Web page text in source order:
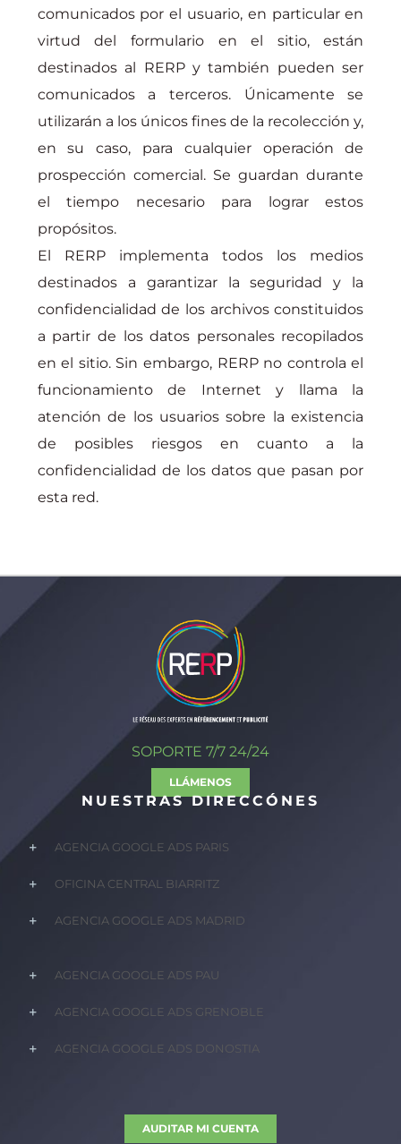
comunicados por el usuario, en particular en
virtud del formulario en el sitio, están
destinados al RERP y también pueden ser
comunicados a terceros. Únicamente se
utilizarán a los únicos fines de la recolección y,
en su caso, para cualquier operación de
prospección comercial. Se guardan durante
el tiempo necesario para lograr estos
propósitos.
El RERP implementa todos los medios
destinados a garantizar la seguridad y la
confidencialidad de los archivos constituidos
a partir de los datos personales recopilados
en el sitio. Sin embargo, RERP no controla el
funcionamiento de Internet y llama la
atención de los usuarios sobre la existencia
de posibles riesgos en cuanto a la
confidencialidad de los datos que pasan por
esta red.
SOPORTE 7/7 24/24
LLÁMENOS
NUESTRAS DIRECCÓNES
AGENCIA GOOGLE ADS PARIS
OFICINA CENTRAL BIARRITZ
AGENCIA GOOGLE ADS MADRID
AGENCIA GOOGLE ADS PAU
AGENCIA GOOGLE ADS GRENOBLE
AGENCIA GOOGLE ADS DONOSTIA
AUDITAR MI CUENTA